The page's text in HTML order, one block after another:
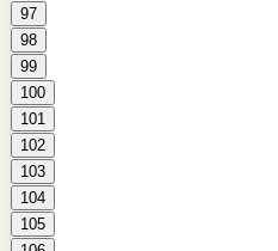
97
98
99
100
101
102
103
104
105